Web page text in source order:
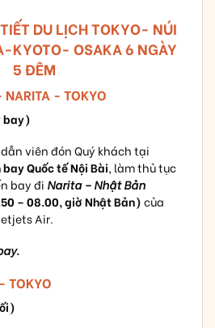
DU LỊCH TOKYO- NÚI
KYOTO- OSAKA 6 NGÀY
5 ĐÊM
- TOKYO
bay)
viên đón Quý khách tại
bay Quốc tế Nội Bài, làm thủ tục
bay đi Narita – Nhật Bản
– 08.00, giờ Nhật Bản)của
Air.
TOKYO